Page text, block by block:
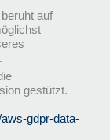
auf
gestützt.
gdpr-data-